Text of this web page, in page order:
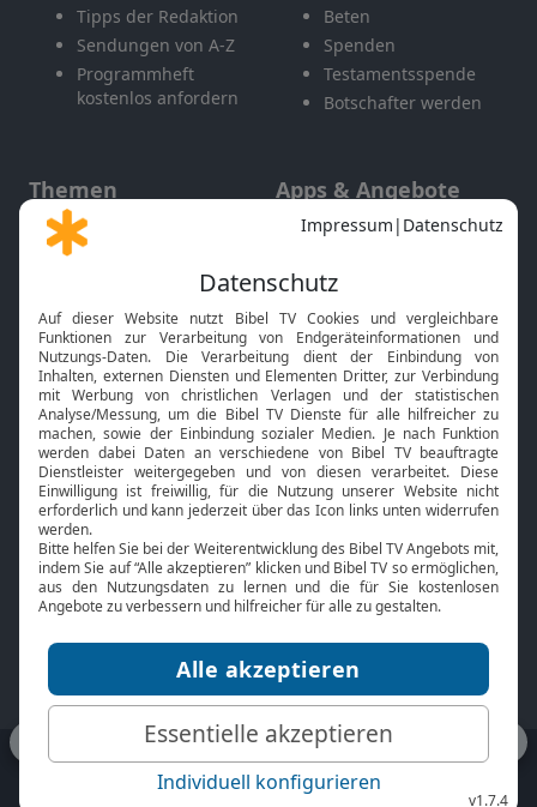
Tipps der Redaktion
Sendungen von A-Z
Programmheft
kostenlos anfordern
Beten
Spenden
Testamentsspende
Botschafter werden
Themen
Gott und Bibel erklärt
Neuigkeiten
Apps & Angebote
Mobile App
Smart TV
HbbTV
Bibelthek Online-Bibel
Nächster Gottesdienst
Bibel TV
Über uns
Jobs
Mediadaten
Service
Kontakt
TV-Empfang
bibeltv.de: Impressum
Datenschutz
Nutzungsbedingungen
Fakten Bibel TV App